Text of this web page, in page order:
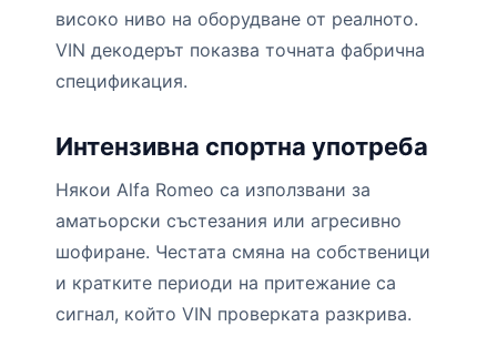
високо ниво на оборудване от реалното.
VIN декодерът показва точната фабрична
спецификация.
Интензивна спортна употреба
Някои Alfa Romeo са използвани за
аматьорски състезания или агресивно
шофиране. Честата смяна на собственици
и кратките периоди на притежание са
сигнал, който VIN проверката разкрива.